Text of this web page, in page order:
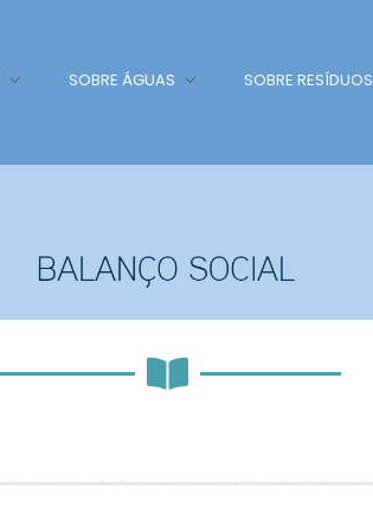
SOBRE ÁGUAS SOBRE RESÍDUOS